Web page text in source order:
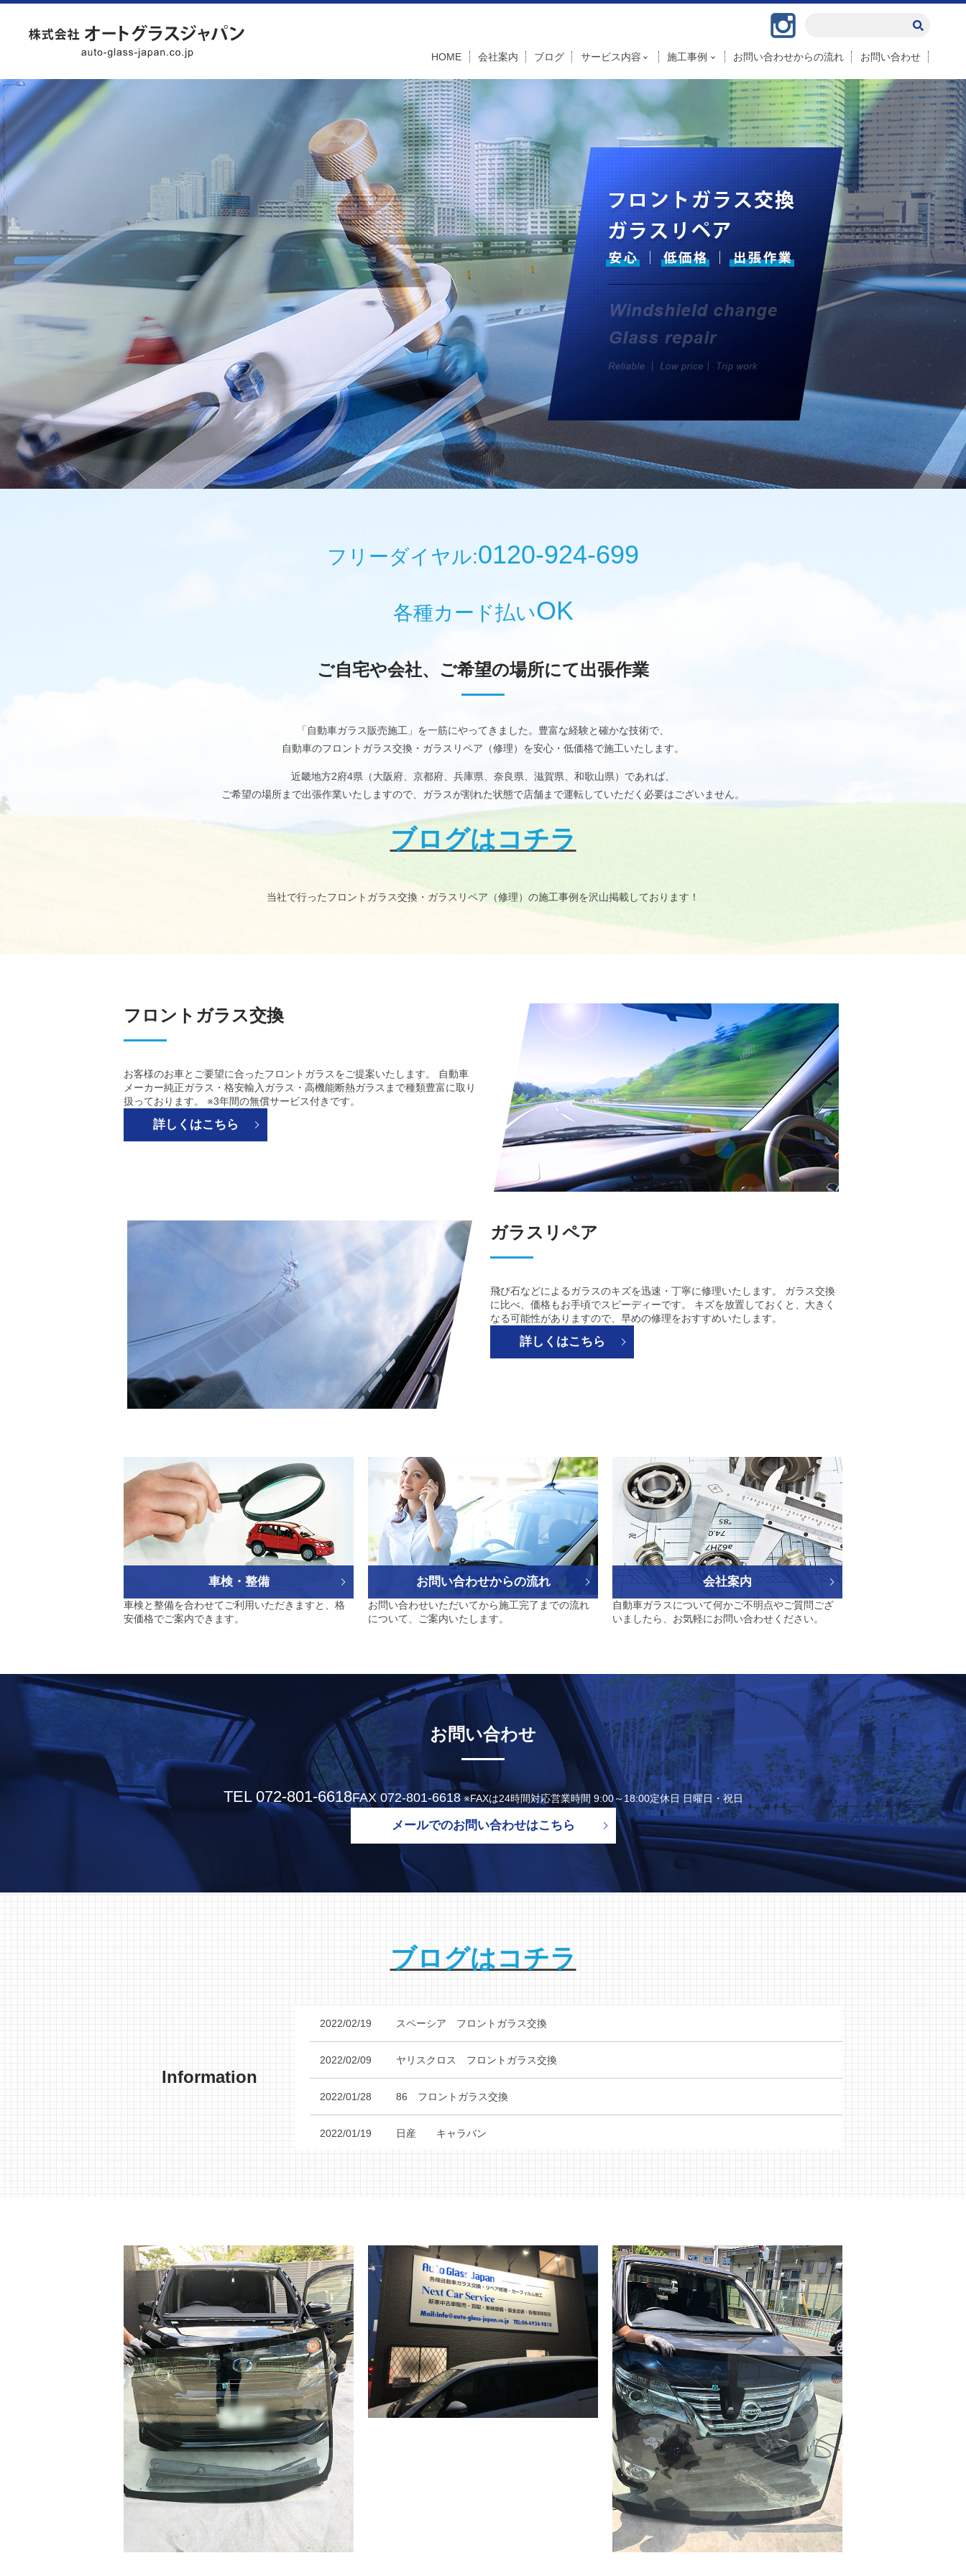
HOME 会社案内 ブログ サービス内容 施工事例 お問い合わせからの流れ お問い合わせ
フリーダイヤル:0120-924-699
各種カード払いOK
ご自宅や会社、 ご希望の場所にて出張作業
「自動車ガラス販売施工」を一筋にやってきました。豊富な経験と確かな技術で、
自動車のフロントガラス交換・ガラスリペア（修理）を安心・低価格で施工いたします。
近畿地方2府4県（大阪府、京都府、兵庫県、奈良県、滋賀県、和歌山県）であれば、
ご希望の場所まで出張作業いたしますので、ガラスが割れた状態で店舗まで運転していただく必要はございません。
ブログはコチラ
当社で行ったフロントガラス交換・ガラスリペア（修理）の施工事例を沢山掲載しております！
フロントガラス交換
お客様のお車とご要望に合ったフロントガラスをご提案いたします。 自動車
メーカー純正ガラス・格安輸入ガラス・高機能断熱ガラスまで種類豊富に取り
扱っております。 ※3年間の無償サービス付きです。
詳しくはこちら
ガラスリペア
飛び石などによるガラスのキズを迅速・丁寧に修理いたします。 ガラス交換
に比べ、価格もお手頃でスピーディーです。 キズを放置しておくと、大きく
なる可能性がありますので、早めの修理をおすすめいたします。
詳しくはこちら
車検・整備
車検と整備を合わせてご利用いただきますと、格
安価格でご案内できます。
お問い合わせからの流れ
お問い合わせいただいてから施工完了までの流れ
について、ご案内いたします。
会社案内
自動車ガラスについて何かご不明点やご質問ござ
いましたら、お気軽にお問い合わせください。
お問い合わせ
TEL 072-801-6618FAX 072-801-6618 ※FAXは24時間対応営業時間 9:00～18:00定休日 日曜日・祝日
メールでのお問い合わせはこちら
ブログはコチラ
Information
2022/02/19 スペーシア フロントガラス交換
2022/02/09 ヤリスクロス フロントガラス交換
2022/01/28 86 フロントガラス交換
2022/01/19 日産 キャラバン
2021/12/28 クラウン フロントガラス交換
2021/12/22 ハスラー フロントガラス交換
2021/12/09 N-BOX フロントガラス交換
2021/11/26 クリッパー フロントガラス交換